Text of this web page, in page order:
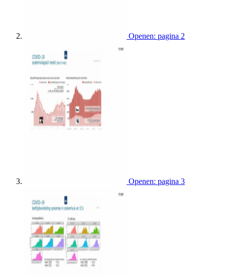
Openen: pagina 2
Openen: pagina 3